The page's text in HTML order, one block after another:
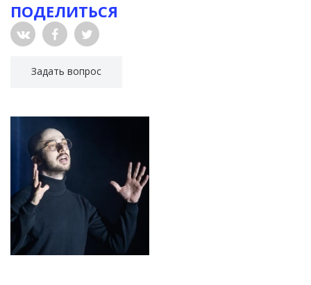
ПОДЕЛИТЬСЯ
Задать вопрос